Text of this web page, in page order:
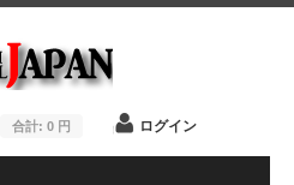
合計: 0 円 ログイン